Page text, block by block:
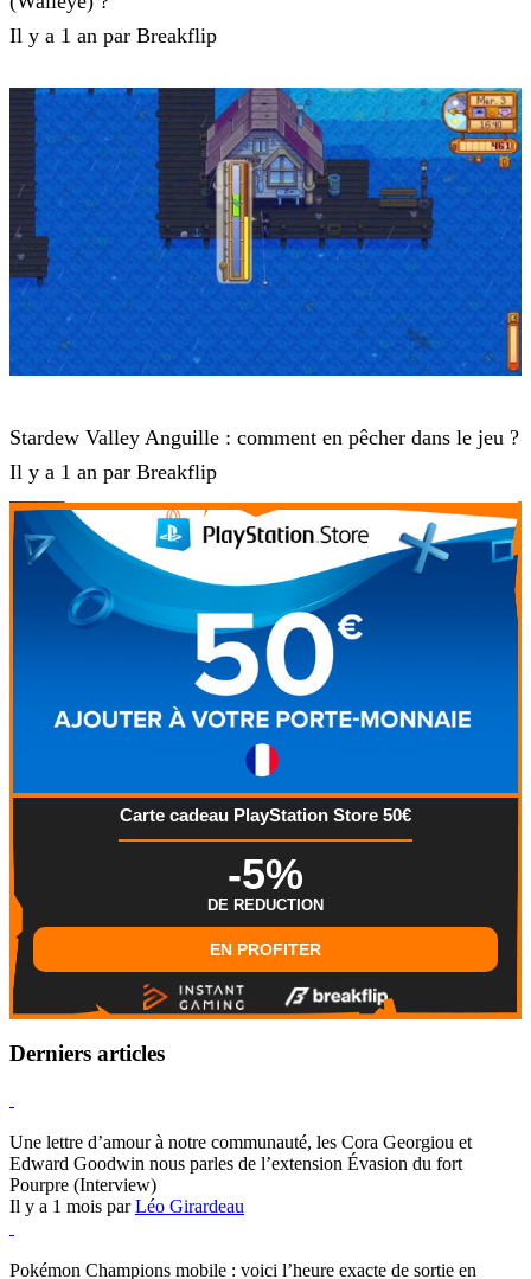
Il y a 1 an par Breakflip
Stardew Valley Anguille : comment en pêcher dans le jeu ?
Il y a 1 an par Breakflip
Carte cadeau PlayStation Store 50€
-5%
DE REDUCTION
EN PROFITER
Derniers articles
Une lettre d’amour à notre communauté, les Cora Georgiou et
Edward Goodwin nous parles de l’extension Évasion du fort
Pourpre (Interview)
Il y a 1 mois parLéo Girardeau
Pokémon Champions mobile : voici l’heure exacte de sortie en